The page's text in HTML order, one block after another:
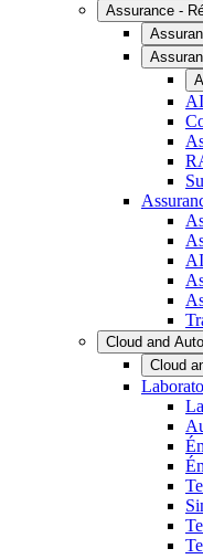
Assurance -
Cloud and
Cloud